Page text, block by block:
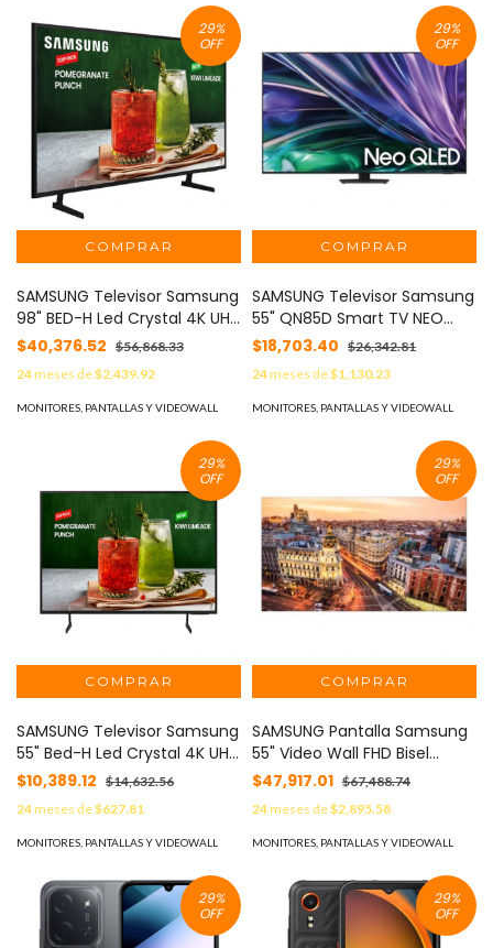
29%
OFF
SAMSUNG Televisor Samsung
98" BED-H Led Crystal 4K UHD
Resolución 3840x2160 SMART
TV 16/7 Años de Garantía
MOD: LH98BEDHVGFXZX
$40,376.52 $56,868.33
24meses de$2,439.92
MONITORES, PANTALLAS Y VIDEOWALL
29%
OFF
SAMSUNG Televisor Samsung
55" QN85D Smart TV NEO
QLED Neural Quantum
Processor 4K (Resolucion
3840x2160) MOD:
QN55QN85DBFXZX
$18,703.40 $26,342.81
24meses de$1,130.23
MONITORES, PANTALLAS Y VIDEOWALL
29%
OFF
SAMSUNG Televisor Samsung
55" Bed-H Led Crystal 4K UHD
3840x2160
SMARTHDMI/LAN/WIFI 3 Años
de Garantía MOD:
LH55BEDHVGFXZX
$10,389.12 $14,632.56
24meses de$627.81
MONITORES, PANTALLAS Y VIDEOWALL
29%
OFF
SAMSUNG Pantalla Samsung
55" Video Wall FHD Bisel
Estrecho 700nit Resolución
1920x1080 MOD:
LH55VHTEBGBXZA
$47,917.01 $67,488.74
24meses de$2,895.58
MONITORES, PANTALLAS Y VIDEOWALL
29%
OFF
29%
OFF